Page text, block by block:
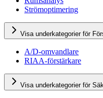
Strömoptimering
Visa underkategorier för
A/D-omvandlare
RIAA-förstärkare
Visa underkategorier för